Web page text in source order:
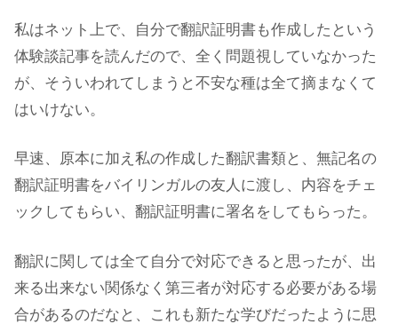
私はネット上で、自分で翻訳証明書も作成したという
体験談記事を読んだので、全く問題視していなかった
が、そういわれてしまうと不安な種は全て摘まなくて
はいけない。
早速、原本に加え私の作成した翻訳書類と、無記名の
翻訳証明書をバイリンガルの友人に渡し、内容をチェ
ックしてもらい、翻訳証明書に署名をしてもらった。
翻訳に関しては全て自分で対応できると思ったが、出
来る出来ない関係なく第三者が対応する必要がある場
合があるのだなと、これも新たな学びだったように思